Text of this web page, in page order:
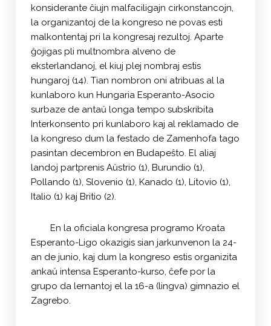
konsiderante ĉiujn malfaciligajn cirkonstancojn,
la organizantoj de la kongreso ne povas esti
malkontentaj pri la kongresaj rezultoj. Aparte
ĝojigas pli multnombra alveno de
eksterlandanoj, el kiuj plej nombraj estis
hungaroj (14). Tian nombron oni atribuas al la
kunlaboro kun Hungaria Esperanto-Asocio
surbaze de antaŭ longa tempo subskribita
Interkonsento pri kunlaboro kaj al reklamado de
la kongreso dum la festado de Zamenhofa tago
pasintan decembron en Budapeŝto. El aliaj
landoj partprenis Aŭstrio (1), Burundio (1),
Pollando (1), Slovenio (1), Kanado (1), Litovio (1),
Italio (1) kaj Britio (2).
En la oficiala kongresa programo Kroata
Esperanto-Ligo okazigis sian jarkunvenon la 24-
an de junio, kaj dum la kongreso estis organizita
ankaŭ intensa Esperanto-kurso, ĉefe por la
grupo da lernantoj el la 16-a (lingva) gimnazio el
Zagrebo.